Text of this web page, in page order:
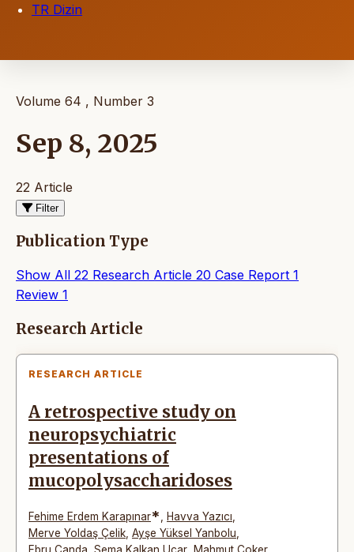
TR Dizin
Volume 64 , Number 3
Sep 8, 2025
22 Article
Filter
Publication Type
Show All 22 Research Article 20 Case Report 1
Review 1
Articles
Research Article
RESEARCH ARTICLE
A retrospective study on
neuropsychiatric
presentations of
mucopolysaccharidoses
Fehime Erdem Karapınar* Havva Yazıcı
Merve Yoldaş Çelik Ayşe Yüksel Yanbolu
Ebru Canda Sema Kalkan Uçar Mahmut Çoker